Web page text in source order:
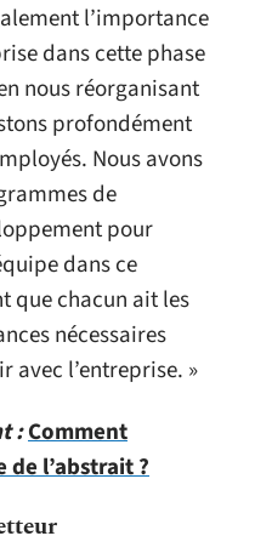
l’importance
dans cette phase
nous réorganisant
profondément
Nous avons
de
pour
dans ce
que chacun ait les
nécessaires
avec l’entreprise. »
:Comment
l’abstrait ?